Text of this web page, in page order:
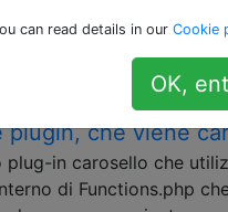
idee sbagliate sul
non su …
theme-development
che viene
in carosello che
di Functions.php
can read details in our Cookie
OK,